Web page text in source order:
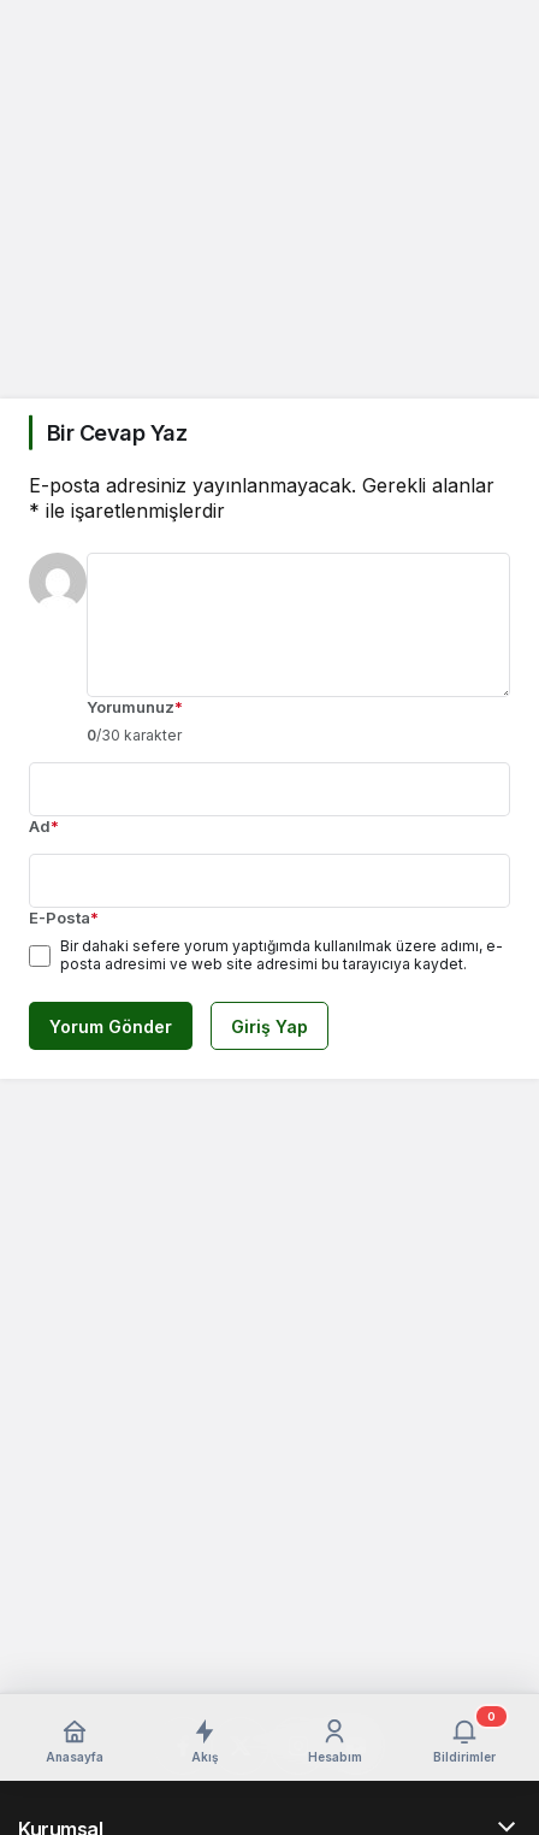
Bir Cevap Yaz
E-posta adresiniz yayınlanmayacak. Gerekli alanlar
* ile işaretlenmişlerdir
Yorumunuz*
0/30 karakter
Ad*
E-Posta*
Bir dahaki sefere yorum yaptığımda kullanılmak üzere adımı, e-
posta adresimi ve web site adresimi bu tarayıcıya kaydet.
Yorum Gönder Giriş Yap
Anasayfa Akış Hesabım Bildirimler
0
Kurumsal